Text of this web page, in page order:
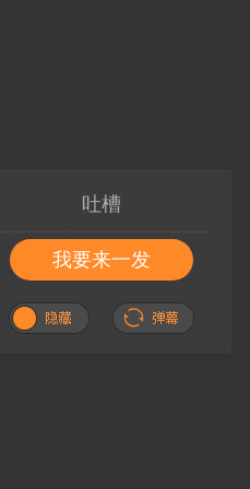
吐槽
我要来一发